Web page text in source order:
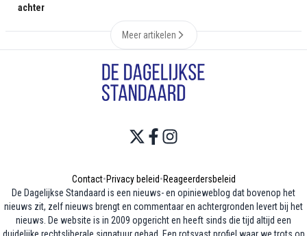
achter
Meer artikelen
Contact•Privacy beleid•Reageerdersbeleid
De Dagelijkse Standaard is een nieuws- en opinieweblog dat bovenop het
nieuws zit, zelf nieuws brengt en commentaar en achtergronden levert bij het
nieuws. De website is in 2009 opgericht en heeft sinds die tijd altijd een